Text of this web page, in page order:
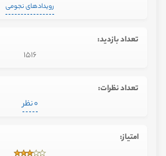
رویدادهای نجومی
تعداد بازدید:
1516
تعداد نظرات:
0 نظر
امتیاز: